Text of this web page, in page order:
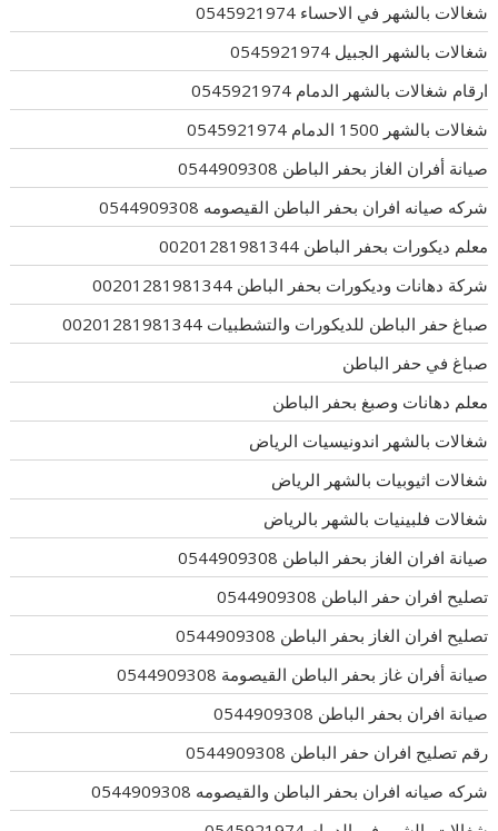
شغالات بالشهر في الاحساء 0545921974
شغالات بالشهر الجبيل 0545921974
ارقام شغالات بالشهر الدمام 0545921974
شغالات بالشهر 1500 الدمام 0545921974
صيانة أفران الغاز بحفر الباطن 0544909308
شركه صيانه افران بحفر الباطن القيصومه 0544909308
معلم ديكورات بحفر الباطن 00201281981344
شركة دهانات وديكورات بحفر الباطن 00201281981344
صباغ حفر الباطن للديكورات والتشطبيات 00201281981344
صباغ في حفر الباطن
معلم دهانات وصبغ بحفر الباطن
شغالات بالشهر اندونيسيات الرياض
شغالات اثيوبيات بالشهر الرياض
شغالات فلبينيات بالشهر بالرياض
صيانة افران الغاز بحفر الباطن 0544909308
تصليح افران حفر الباطن 0544909308
تصليح افران الغاز بحفر الباطن 0544909308
صيانة أفران غاز بحفر الباطن القيصومة 0544909308
صيانة افران بحفر الباطن 0544909308
رقم تصليح افران حفر الباطن 0544909308
شركه صيانه افران بحفر الباطن والقيصومه 0544909308